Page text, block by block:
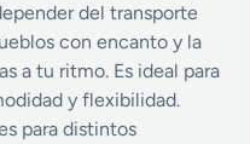
del transporte
con encanto y la
a tu ritmo. Es ideal para
y flexibilidad.
para distintos